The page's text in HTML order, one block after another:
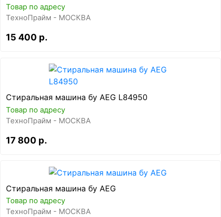
Товар по адресу
ТехноПрайм - МОСКВА
15 400 р.
Стиральная машина бу AEG L84950
Товар по адресу
ТехноПрайм - МОСКВА
17 800 р.
Стиральная машина бу AEG
Товар по адресу
ТехноПрайм - МОСКВА